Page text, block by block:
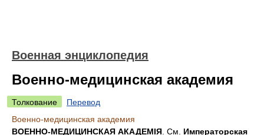
Военная энциклопедия
Военно-медицинская академия
Толкование
Перевод
Военно-медицинская академия
ВОЕННО-МЕДИЦИНСКАЯ АКАДЕМІЯ . См. Императорская